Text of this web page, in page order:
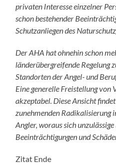
privaten Interesse einzelner
schon bestehender
Schutzanliegen des
Der AHA hat ohnehin schon
länderübergreifende Regelung
Standorten der Angel- und
Eine generelle Freistellung von
akzeptabel. Diese Ansicht
zunehmenden Radikalisierung
Angler, woraus sich unzulässige
Beeinträchtigungen und
Zitat Ende